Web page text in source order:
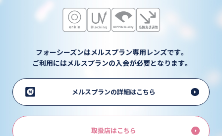
フォーシーズンはメルスプラン専用レンズです。
ご利用にはメルスプランの入会が必要となります。
メルスプランの詳細はこちら
取扱店はこちら